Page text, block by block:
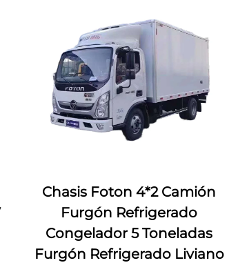
Chasis Foton 4*2 Camión
Furgón Refrigerado
Congelador 5 Toneladas
Furgón Refrigerado Liviano